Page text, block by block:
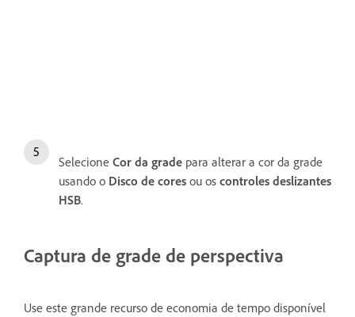
Selecione Cor da grade para alterar a cor da grade
usando o Disco de cores ou os controles deslizantes
HSB.
Captura de grade de perspectiva
Use este grande recurso de economia de tempo disponível